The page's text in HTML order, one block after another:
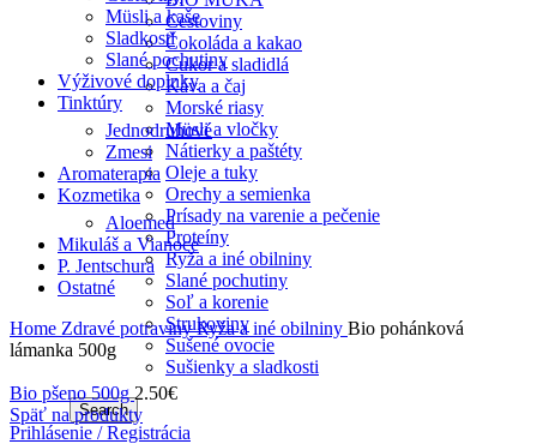
Cestoviny
Čokoláda a kakao
Cukor a sladidlá
Káva a čaj
Morské riasy
Müsli a vločky
Nátierky a paštéty
Oleje a tuky
Orechy a semienka
Prísady na varenie a pečenie
Proteíny
Ryža a iné obilniny
Slané pochutiny
Soľ a korenie
Strukoviny
Sušené ovocie
Sušienky a sladkosti
Search
Prihlásenie / Registrácia
Müsli a kaše
Sladkosti
Slané pochutiny
Výživové doplnky
Tinktúry
Jednodruhové
Zmesi
Aromaterapia
Kozmetika
Aloemed
Mikuláš a Vianoce
P. Jentschura
Ostatné
Home Zdravé potravinyRyža a iné obilniny Bio pohánková
lámanka 500g
Bio pšeno 500g2.50€
Späť na produkty